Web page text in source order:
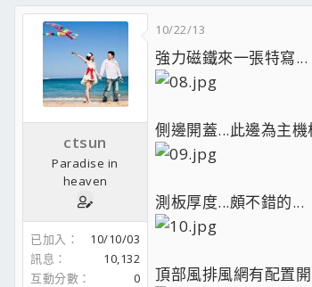
ctsun
Paradise in
heaven
已加入
10/10/03
訊息
10,132
互動分數
0
10/22/13
強力磁鐵來一張特寫...
側邊開蓋...此邊為主
測板厚度...頗不錯的...
頂部風排風網有配置